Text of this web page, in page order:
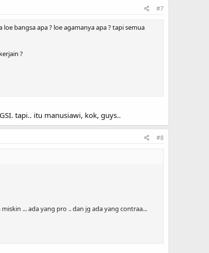
#7
bangsa apa ? loe agamanya apa ? tapi semua
?
tapi.. itu manusiawi, kok, guys..
#8
... ada yang pro .. dan jg ada yang contraa...